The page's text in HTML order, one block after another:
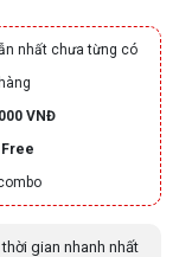
nhất chưa từng có
VNĐ
Free
gian nhanh nhất